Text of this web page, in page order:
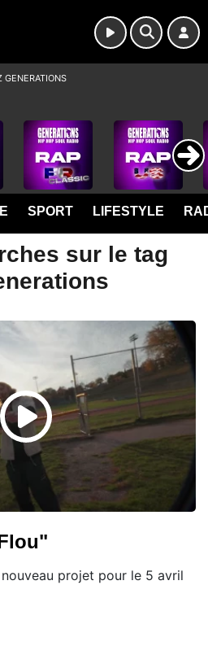
SPORT LIFESTYLE
sur le tag
projet pour le 5 avril
GENERATIONS